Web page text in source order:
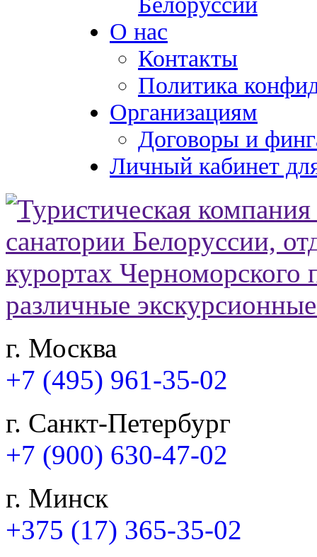
О нас
Контакты
Политика
Организациям
Договоры и
Личный кабинет
г. Москва
+7 (495) 961-35-02
г. Санкт-Петербург
+7 (900) 630-47-02
г. Минск
+375 (17) 365-35-02